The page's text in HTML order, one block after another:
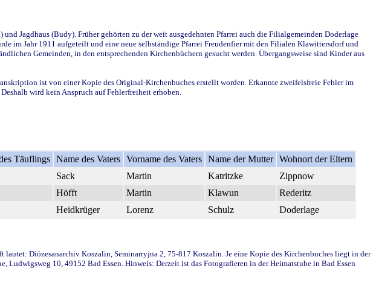
Jagdhaus (Budy). Früher gehörten zu der weit ausgedehnten Pfarrei auch die Filialgemeinden Doderlage
im Jahr 1911 aufgeteilt und eine neue selbständige Pfarrei Freudenfier mit den Filialen Klawittersdorf und
Gemeinden, in den entsprechenden Kirchenbüchern gesucht werden. Übergangsweise sind Kinder aus
ist von einer Kopie des Original-Kirchenbuches erstellt worden. Erkannte zweifelsfreie Fehler im
wird kein Anspruch auf Fehlerfreiheit erhoben.
Täuflings Name des Vaters Vorname des Vaters Name der Mutter Wohnort der Eltern
Sack Martin Katritzke
Zippnow
Höfft Martin Klawun
Rederitz
Heidkrüger Lorenz Schulz Doderlage
Diözesanarchiv Koszalin, Seminarryjna 2, 75-817 Koszalin. Je eine Kopie des Kirchenbuches liegt in der
Ludwigsweg 10, 49152 Bad Essen. Hinweis: Derzeit ist das Fotografieren in der Heimatstube in Bad Essen